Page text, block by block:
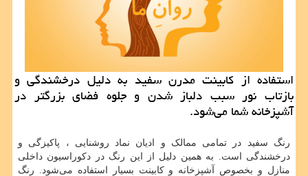
استفاده از كابینت مدرن سفید به دلیل درخشندگی و
بازتاب نور سبب دلباز شدن و جلوه فضای بزرگتر در
آشپزخانه شما می‌شود.
رنگ سفید در تمامی ممالک و ادیان نماد روشنایی ، پاکیزگی و
درخشندگی است. به همین دلیل از این رنگ در دکوراسیون داخلی
منازل و بخصوص آشپزخانه و کابینت بسیار استفاده می‌شود. رنگ